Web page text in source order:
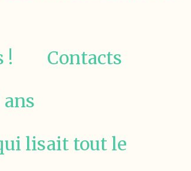
!
Contacts
lisait tout le